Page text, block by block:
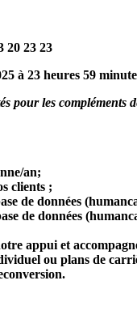
20 23 23
à 23 heures 59
pour les compléments
an;
clients ;
de données
de données
appui et
ou plans de